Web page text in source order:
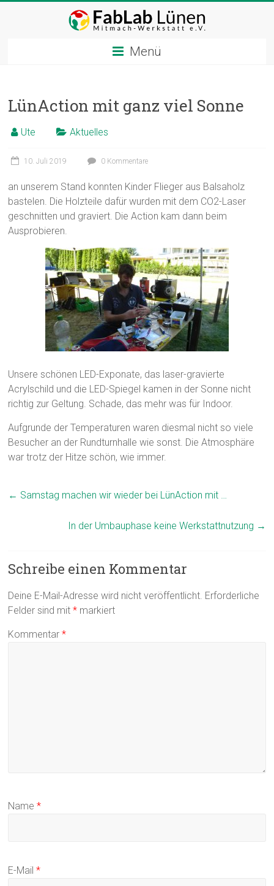
Menü
LünAction mit ganz viel Sonne
Ute Aktuelles
10. Juli 2019 0 Kommentare
an unserem Stand konnten Kinder Flieger aus Balsaholz
bastelen. Die Holzteile dafür wurden mit dem CO2-Laser
geschnitten und graviert. Die Action kam dann beim
Ausprobieren.
Unsere schönen LED-Exponate, das laser-gravierte
Acrylschild und die LED-Spiegel kamen in der Sonne nicht
richtig zur Geltung. Schade, das mehr was für Indoor.
Aufgrunde der Temperaturen waren diesmal nicht so viele
Besucher an der Rundturnhalle wie sonst. Die Atmosphäre
war trotz der Hitze schön, wie immer.
← Samstag machen wir wieder bei LünAction mit …
In der Umbauphase keine Werkstattnutzung →
Schreibe einen Kommentar
Deine E-Mail-Adresse wird nicht veröffentlicht. Erforderliche
Felder sind mit* markiert
Kommentar*
Name*
E-Mail*